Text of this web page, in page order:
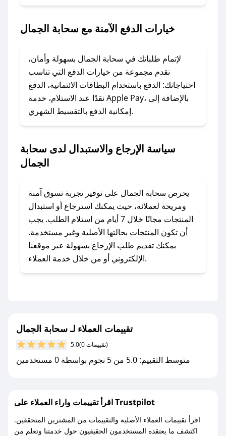
2. الصقه في خانة الدفع عند التسوق من سحابة
لا تقلق! يمكنك التواصل مع فريق دعم صحصح عبر
الرسائل الخاصة على تويتر أو البريد الإلكتروني،
وسنقوم بحل المشكلة في أسرع وقت ممكن.
### ماذا أفعل إذا لم أجد كود خصم لمتجري
المفضل؟
مراسلتنا مباشرة وسنعمل على توفير الكوبونات في
أسرع وقت ممكن.
### كيف تحصل على كوبونات خصم حصرية من
سحابة الجمال؟
للحصول على كوبونات وخصومات حصرية، قم بما
يلي:
- اضغط على أيقونة متابعة لمتجر سحابة الجمال في
تطبيق صحصح.
مع صحصح، تسوق بذكاء ووفّر على كل مشترياتك مع
خيارات الدفع الآمنة مع سحابة الجمال
لإتمام طلباتك في سحابة الجمال بسهولة وأمان،
نقدم مجموعة من خيارات الدفع التي تناسب
احتياجاتك: الدفع باستخدام البطاقات الائتمانية، الدفع
نقدًا عند الاستلام، خدمة Apple Pay، بالإضافة إلى
إمكانية الدفع بالتقسيط الشهري.
سياسة الإرجاع والاستبدال لدى سحابة
الجمال
يحرص سحابة الجمال على توفير تجربة تسوق آمنة
ومريحة لعملائه، حيث يمكنك استرجاع أو استبدال
المنتجات مجانًا خلال 7 أيام من استلام الطلب. يجب
أن تكون المنتجات بحالتها الأصلية وغير مستخدمة.
يمكنك تقديم طلب الإرجاع بسهولة عبر موقعنا
الإلكتروني أو من خلال خدمة العملاء.
تقييمات العملاء لـ سحابة الجمال
5.0 (0 تقييمات)
متوسط التقييم: 5.0 من 5 نجوم بواسطة 0 مستخدمين
اقرأ تقييمات واراء العملاء على Trustpilot
اقرأ تقييمات العملاء الأصلية والتقييمات من المشترين المتحققين.
اكتشف ما يعتقده المستخدمون الحقيقيون حول خدمتنا وتعلم من